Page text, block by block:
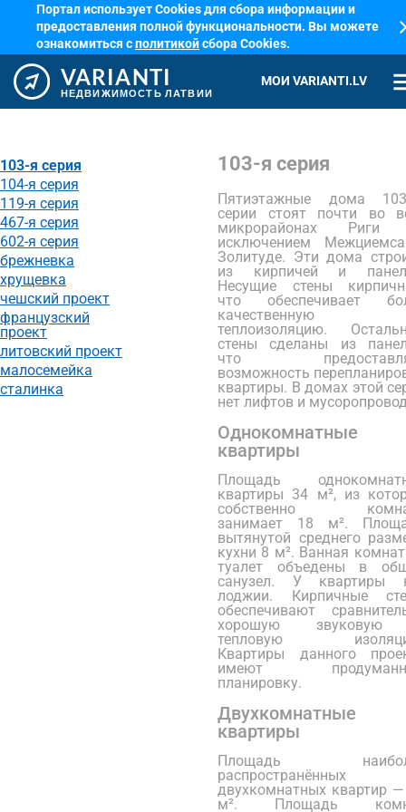
Портал использует Cookies для сбора информации и
предоставления полной функциональности. Вы можете
ознакомиться сполитикойсбора Cookies.
VARIANTI
НЕДВИЖИМОСТЬ ЛАТВИИ
МОИ VARIANTI.LV
103-я серия
104-я серия
119-я серия
467-я серия
602-я серия
брежневка
хрущевка
чешский проект
французский
проект
литовский проект
малосемейка
сталинка
103-я серия
Пятиэтажные дома
серии стоят почти во
микрорайонах Риги
исключением
Золитуде. Эти дома
из кирпичей и
Несущие стены
что обеспечивает
качественную
теплоизоляцию.
стены сделаны из
что
возможность
квартиры. В домах этой
нет лифтов и
Однокомнатные
квартиры
Площадь
квартиры 34 м², из
собственно
занимает 18 м².
вытянутой среднего
кухни 8 м². Ванная
туалет объедены в
санузел. У квартиры
лоджии. Кирпичные
обеспечивают
хорошую
тепловую
Квартиры данного
имеют
планировку.
Двухкомнатные
квартиры
Площадь
распространённых
двухкомнатных квартир
м². Площадь